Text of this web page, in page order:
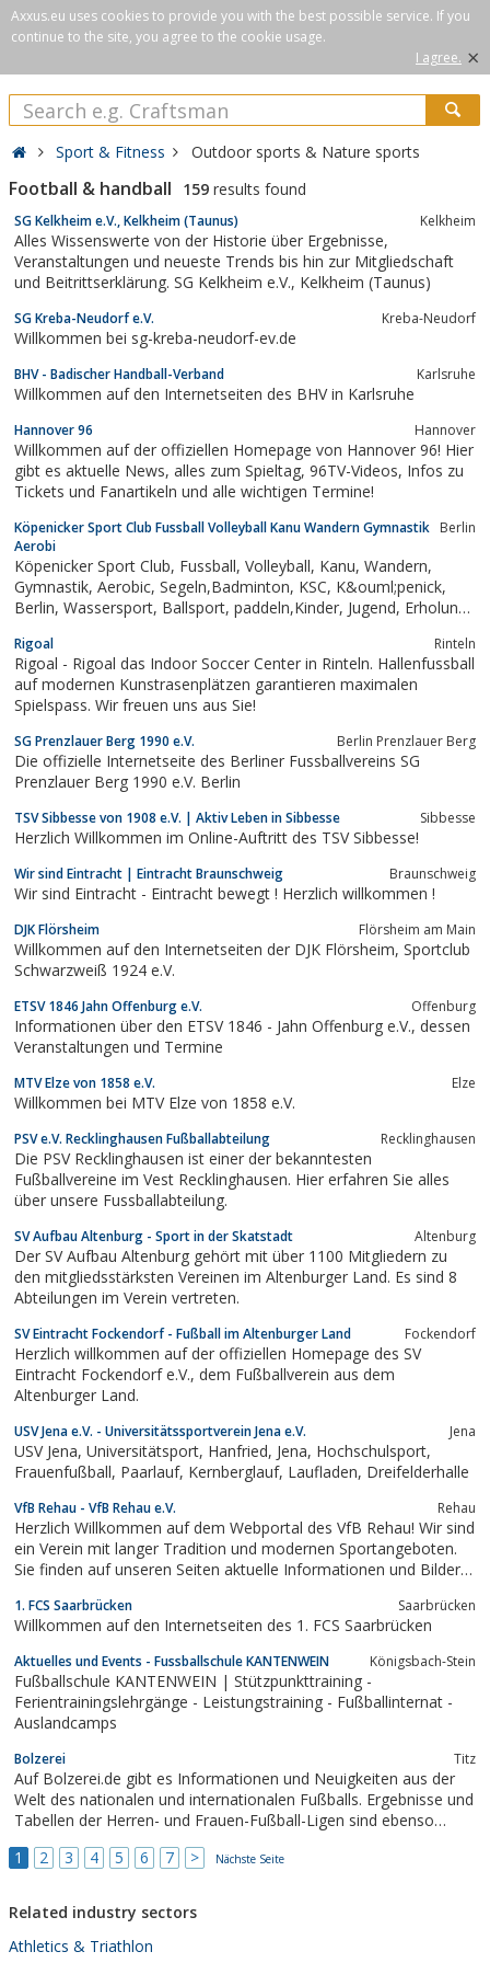
Axxus.eu uses cookies to provide you with the best possible service. If you
continue to the site, you agree to the cookie usage.
I agree. ×
Sport & Fitness Outdoor sports & Nature sports
Football & handball 159 results found
SG Kelkheim e.V., Kelkheim (Taunus) Kelkheim
Alles Wissenswerte von der Historie über Ergebnisse,
Veranstaltungen und neueste Trends bis hin zur Mitgliedschaft
und Beitrittserklärung. SG Kelkheim e.V., Kelkheim (Taunus)
SG Kreba-Neudorf e.V. Kreba-Neudorf
Willkommen bei sg-kreba-neudorf-ev.de
BHV - Badischer Handball-Verband Karlsruhe
Willkommen auf den Internetseiten des BHV in Karlsruhe
Hannover 96 Hannover
Willkommen auf der offiziellen Homepage von Hannover 96! Hier
gibt es aktuelle News, alles zum Spieltag, 96TV-Videos, Infos zu
Tickets und Fanartikeln und alle wichtigen Termine!
Köpenicker Sport Club Fussball Volleyball Kanu Wandern Gymnastik
Aerobi
Berlin
Köpenicker Sport Club, Fussball, Volleyball, Kanu, Wandern,
Gymnastik, Aerobic, Segeln,Badminton, KSC, K&ouml;penick,
Berlin, Wassersport, Ballsport, paddeln,Kinder, Jugend, Erholung,
Rigoal Rinteln
Rigoal - Rigoal das Indoor Soccer Center in Rinteln. Hallenfussball
auf modernen Kunstrasenplätzen garantieren maximalen
Spielspass. Wir freuen uns aus Sie!
SG Prenzlauer Berg 1990 e.V. Berlin Prenzlauer Berg
Die offizielle Internetseite des Berliner Fussballvereins SG
Prenzlauer Berg 1990 e.V. Berlin
TSV Sibbesse von 1908 e.V. | Aktiv Leben in Sibbesse Sibbesse
Herzlich Willkommen im Online-Auftritt des TSV Sibbesse!
Wir sind Eintracht | Eintracht Braunschweig Braunschweig
Wir sind Eintracht - Eintracht bewegt ! Herzlich willkommen !
DJK Flörsheim Flörsheim am Main
Willkommen auf den Internetseiten der DJK Flörsheim, Sportclub
Schwarzweiß 1924 e.V.
ETSV 1846 Jahn Offenburg e.V. Offenburg
Informationen über den ETSV 1846 - Jahn Offenburg e.V., dessen
Veranstaltungen und Termine
MTV Elze von 1858 e.V. Elze
Willkommen bei MTV Elze von 1858 e.V.
PSV e.V. Recklinghausen Fußballabteilung Recklinghausen
Die PSV Recklinghausen ist einer der bekanntesten
Fußballvereine im Vest Recklinghausen. Hier erfahren Sie alles
über unsere Fussballabteilung.
SV Aufbau Altenburg - Sport in der Skatstadt Altenburg
Der SV Aufbau Altenburg gehört mit über 1100 Mitgliedern zu
den mitgliedsstärksten Vereinen im Altenburger Land. Es sind 8
Abteilungen im Verein vertreten.
SV Eintracht Fockendorf - Fußball im Altenburger Land Fockendorf
Herzlich willkommen auf der offiziellen Homepage des SV
Eintracht Fockendorf e.V., dem Fußballverein aus dem
Altenburger Land.
USV Jena e.V. - Universitätssportverein Jena e.V. Jena
USV Jena, Universitätsport, Hanfried, Jena, Hochschulsport,
Frauenfußball, Paarlauf, Kernberglauf, Laufladen, Dreifelderhalle
VfB Rehau - VfB Rehau e.V. Rehau
Herzlich Willkommen auf dem Webportal des VfB Rehau! Wir sind
ein Verein mit langer Tradition und modernen Sportangeboten.
Sie finden auf unseren Seiten aktuelle Informationen und Bilder,
Geschichte des VfB Rehau e. V. Partner und Sponsoren In Rehau
und der Region sind wir für viele...
1. FCS Saarbrücken Saarbrücken
Willkommen auf den Internetseiten des 1. FCS Saarbrücken
Aktuelles und Events - Fussballschule KANTENWEIN Königsbach-Stein
Fußballschule KANTENWEIN | Stützpunkttraining -
Ferientrainingslehrgänge - Leistungstraining - Fußballinternat -
Auslandcamps
Bolzerei Titz
Auf Bolzerei.de gibt es Informationen und Neuigkeiten aus der
Welt des nationalen und internationalen Fußballs. Ergebnisse und
Tabellen der Herren- und Frauen-Fußball-Ligen sind ebenso
1 2 3 4 5 6 7 > Nächste Seite
Related industry sectors
Athletics & Triathlon